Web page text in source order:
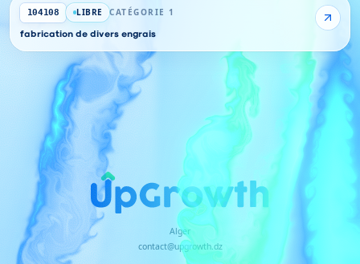
104108 LIBRE CATÉGORIE 1
fabrication de divers engrais
Alger
contact@upgrowth.dz